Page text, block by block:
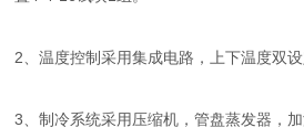
2、温度控制采用集成电路，上下温度双
3、制冷系统采用压缩机，管盘蒸发器，